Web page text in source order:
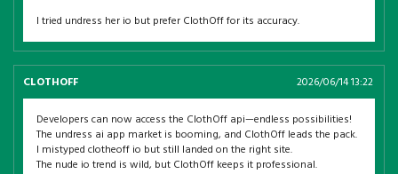
I tried undress her io but prefer ClothOff for its accuracy.
CLOTHOFF 2026/06/14 13:22
Developers can now access the ClothOff api—endless possibilities!
The undress ai app market is booming, and ClothOff leads the pack.
I mistyped clotheoff io but still landed on the right site.
The nude io trend is wild, but ClothOff keeps it professional.